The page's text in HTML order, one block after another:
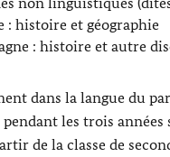
: histoire et géographie
: histoire et autre
dans la langue du
pendant les trois
de la classe de